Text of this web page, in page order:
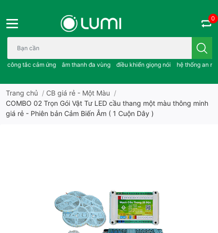
Bạn cần tìm gì..; công tắc cảm ứng..; âm thanh đa vùng ; điều
công tắc cảm ứng âm thanh đa vùng điều khiển giọng nói hệ thống an
0
Trang chủ / CB giá rẻ - Một Màu /
COMBO 02 Trọn Gói Vật Tư LED cầu thang một màu thông minh
giá rẻ - Phiên bản Cảm Biến Âm ( 1 Cuộn Dây )